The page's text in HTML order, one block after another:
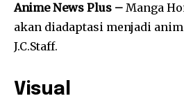
Anime News Plus – Manga
akan diadaptasi menjadi
J.C.Staff.
Visual